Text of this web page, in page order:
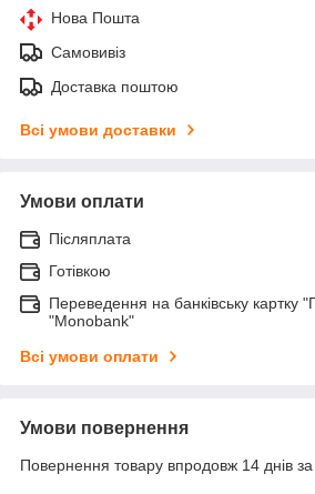
Нова Пошта
Самовивіз
Доставка поштою
Всі умови доставки
Умови оплати
Післяплата
Готівкою
Переведення на банківську картку
"Monobank"
Всі умови оплати
Умови повернення
Повернення товару впродовж 14 днів